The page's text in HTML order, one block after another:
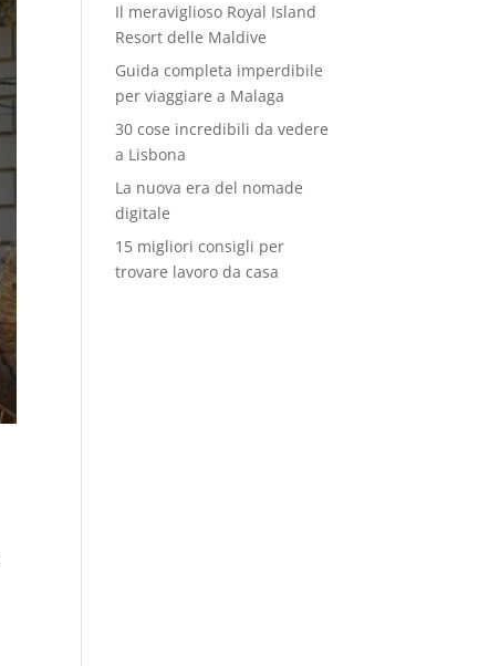
Il meraviglioso Royal Island
Resort delle Maldive
Guida completa imperdibile
per viaggiare a Malaga
30 cose incredibili da vedere
a Lisbona
La nuova era del nomade
digitale
15 migliori consigli per
trovare lavoro da casa